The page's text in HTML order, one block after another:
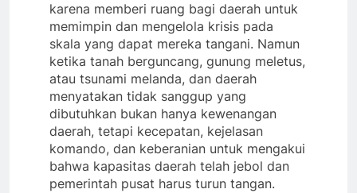
karena memberi ruang bagi daerah untuk
memimpin dan mengelola krisis pada
skala yang dapat mereka tangani. Namun
ketika tanah berguncang, gunung meletus,
atau tsunami melanda, dan daerah
menyatakan tidak sanggup yang
dibutuhkan bukan hanya kewenangan
daerah, tetapi kecepatan, kejelasan
komando, dan keberanian untuk mengakui
bahwa kapasitas daerah telah jebol dan
pemerintah pusat harus turun tangan.